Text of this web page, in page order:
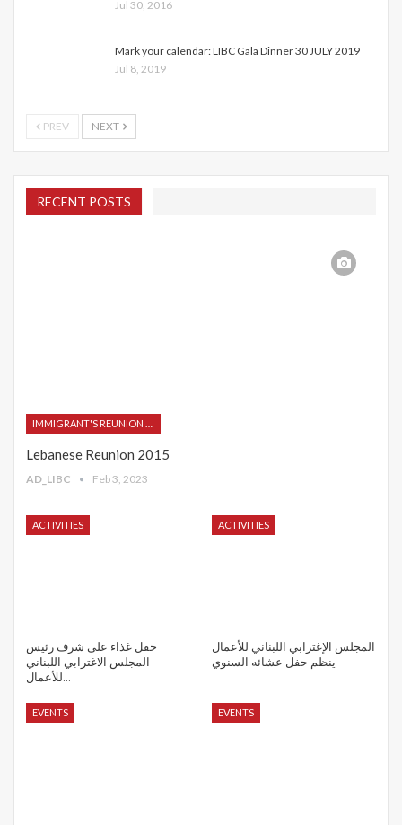
Jul 30, 2016
Mark your calendar: LIBC Gala Dinner 30 JULY 2019
Jul 8, 2019
PREV NEXT
RECENT POSTS
Lebanese Reunion 2015
AD_LIBC Feb 3, 2023
ACTIVITIES
حفل غذاء على شرف رئيس
المجلس الاغترابي اللبناني
للأعمال…
ACTIVITIES
المجلس الإغترابي اللبناني للأعمال
ينظم حفل عشائه السنوي
EVENTS EVENTS